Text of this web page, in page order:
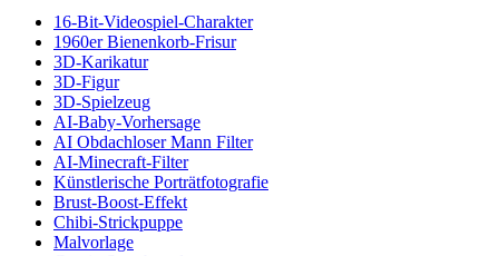
16-Bit-Videospiel-Charakter
1960er Bienenkorb-Frisur
3D-Karikatur
3D-Figur
3D-Spielzeug
AI-Baby-Vorhersage
AI Obdachloser Mann Filter
AI-Minecraft-Filter
Künstlerische Porträtfotografie
Brust-Boost-Effekt
Chibi-Strickpuppe
Malvorlage